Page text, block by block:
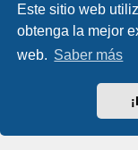
Este sitio web
obtenga la mejor
web. Saber más
Desarrollado